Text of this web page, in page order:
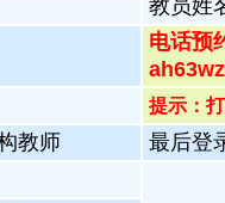
教员姓
电话预
提示：
教师
最后登